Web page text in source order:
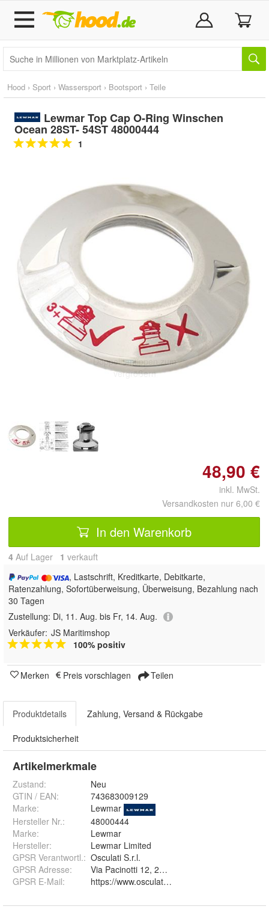
Hood › Sport › Wassersport › Bootsport › Teile
Lewmar Top Cap O-Ring Winschen
Ocean 28ST- 54ST 48000444
1
Doppelt antippen zum
vergrößern
48,90 €
inkl. MwSt.
Versandkosten nur 6,00 €
In den Warenkorb
4 Auf Lager 1 verkauft
, Lastschrift, Kreditkarte, Debitkarte,
Ratenzahlung, Sofortüberweisung, Überweisung, Bezahlung nach
30 Tagen
Zustellung: Di, 11. Aug. bis Fr, 14. Aug.
Verkäufer: JS Maritimshop
100% positiv
Merken Preis vorschlagen Teilen
Produktdetails Zahlung, Versand & Rückgabe
Produktsicherheit
Artikelmerkmale
Zustand:
Neu
GTIN / EAN:
743683009129
Marke:
Lewmar
Hersteller Nr.:
48000444
Marke:
Lewmar
Hersteller:
Lewmar Limited
GPSR Verantwortl.: Osculati S.r.l.
GPSR Adresse:
Via Pacinotti 12, 20054 Segrate
GPSR E-Mail: https://www.osculati.com/it/page/Contact-Us